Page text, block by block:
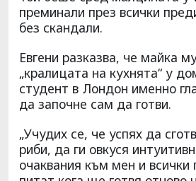
преминали през всички
без скандали.
Евгени разказва, че майка
„кралицата на кухнята“ у
студент в Лондон именно
да започне сам да готви.
„Учудих се, че успях да
риби, да ги овкуся
очаквания към мен и всички